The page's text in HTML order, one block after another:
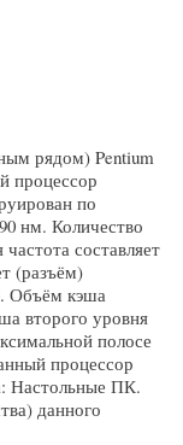
рядом) Pentium
процессор
по
нм. Количество
составляет
(разъём)
Объём кэша
второго уровня
полосе
процессор
Настольные ПК.
данного